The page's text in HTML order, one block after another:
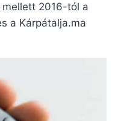
2016-tól a
a Kárpátalja.ma